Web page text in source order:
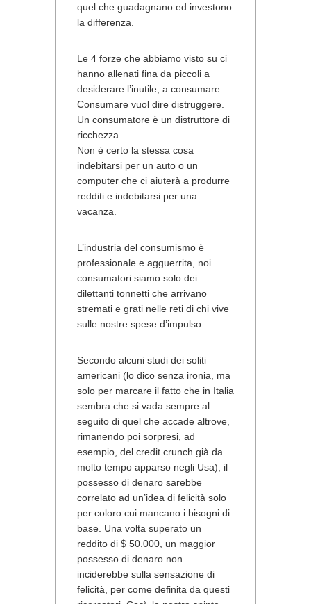
quel che guadagnano ed investono
la differenza.
Le 4 forze che abbiamo visto su ci
hanno allenati fina da piccoli a
desiderare l’inutile, a consumare.
Consumare vuol dire distruggere.
Un consumatore è un distruttore di
ricchezza.
Non è certo la stessa cosa
indebitarsi per un auto o un
computer che ci aiuterà a produrre
redditi e indebitarsi per una
vacanza.
L’industria del consumismo è
professionale e agguerrita, noi
consumatori siamo solo dei
dilettanti tonnetti che arrivano
stremati e grati nelle reti di chi vive
sulle nostre spese d’impulso.
Secondo alcuni studi dei soliti
americani (lo dico senza ironia, ma
solo per marcare il fatto che in Italia
sembra che si vada sempre al
seguito di quel che accade altrove,
rimanendo poi sorpresi, ad
esempio, del credit crunch già da
molto tempo apparso negli Usa), il
possesso di denaro sarebbe
correlato ad un’idea di felicità solo
per coloro cui mancano i bisogni di
base. Una volta superato un
reddito di $ 50.000, un maggior
possesso di denaro non
inciderebbe sulla sensazione di
felicità, per come definita da questi